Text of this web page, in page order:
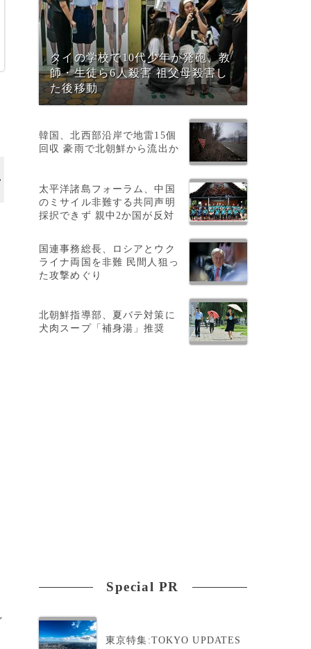
タイの学校で10代少年が発砲、教
師・生徒ら6人殺害 祖父母殺害し
た後移動
韓国、北西部沿岸で地雷15個
回収 豪雨で北朝鮮から流出か
太平洋諸島フォーラム、中国
のミサイル非難する共同声明
採択できず 親中2か国が反対
国連事務総長、ロシアとウク
ライナ両国を非難 民間人狙っ
た攻撃めぐり
北朝鮮指導部、夏バテ対策に
犬肉スープ「補身湯」推奨
Special PR
東京特集:TOKYO UPDATES